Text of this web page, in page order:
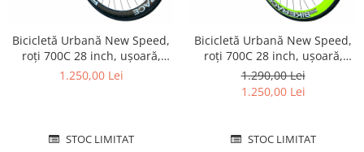
Bicicletă Urbană New Speed,
roți 700C 28 inch, ușoară,
frâne pe disc, NS69
1.250,00 Lei
STOC LIMITAT
Bicicletă Urbană New Speed,
roți 700C 28 inch, ușoară,
frâne pe disc, NS72
1.290,00 Lei
1.250,00 Lei
STOC LIMITAT